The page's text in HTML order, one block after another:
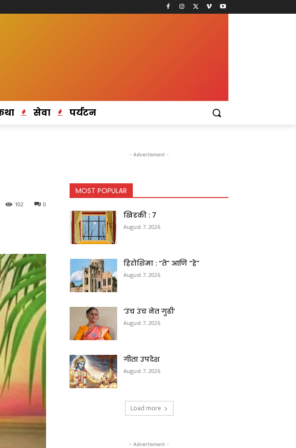
सेवा पर्यटन
0
102
- Advertisment -
MOST POPULAR
खिडकी : 7
August 7, 2026
हिरोशिमा : “ते” आणि “हे”
August 7, 2026
‘उंच उंच नेत गुढी’
August 7, 2026
गीता उपदेश
August 7, 2026
Load more
- Advertisment -